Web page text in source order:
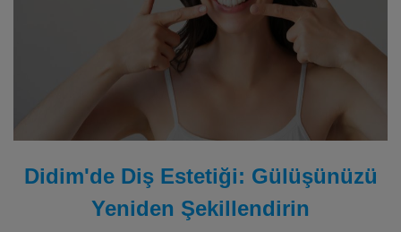
Didim'de Diş Estetiği: Gülüşünüzü
Yeniden Şekillendirin